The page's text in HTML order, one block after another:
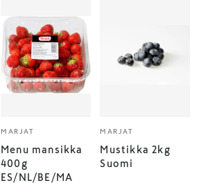
MARJAT
Menu mansikka
400g
ES/NL/BE/MA
MARJAT
Mustikka 2kg
Suomi